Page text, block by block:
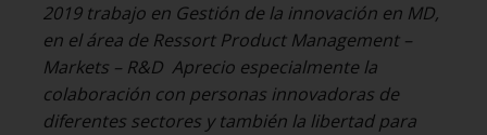
2019 trabajo en Gestión de la innovación en MD,
en el área de Ressort Product Management –
Markets – R&D Aprecio especialmente la
colaboración con personas innovadoras de
diferentes sectores y también la libertad para